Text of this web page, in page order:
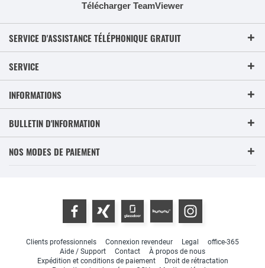
Télécharger TeamViewer
SERVICE D'ASSISTANCE TÉLÉPHONIQUE GRATUIT
SERVICE
INFORMATIONS
BULLETIN D'INFORMATION
NOS MODES DE PAIEMENT
Clients professionnels Connexion revendeur Legal
office-365
Aide / Support
Contact
À propos de nous
Expédition et conditions de paiement
Droit de rétractation